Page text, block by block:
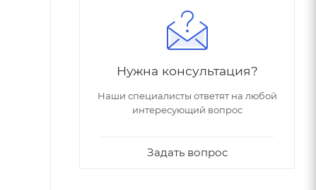
Нужна консультация?
Наши специалисты ответят на любой
интересующий вопрос
Задать вопрос